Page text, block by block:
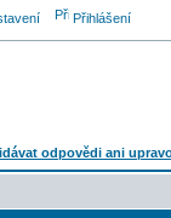
Přihlášení